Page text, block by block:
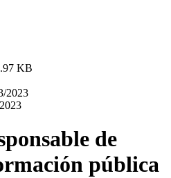
KB
2023
de
pública